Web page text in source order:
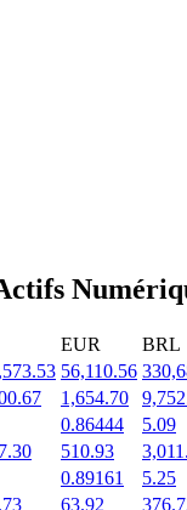
EUR BRL
56,110.56
1,654.70
0.86444 5.09
510.93
0.89161 5.25
63.92